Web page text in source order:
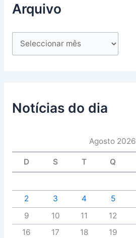
Arquivo
Notícias do dia
Agosto 2026
D S T Q
2
3 4 5
9
10 11 12
16
17 18 19